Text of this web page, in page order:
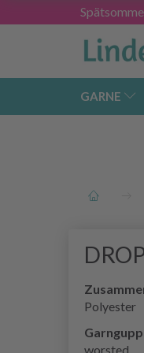
GARNE
Polyester
worsted